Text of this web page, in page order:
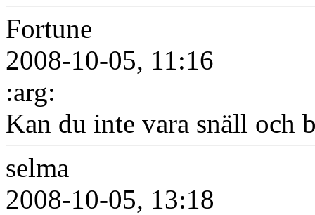
Fortune
2008-10-05, 11:16
:arg:
Kan du inte vara snäll och
selma
2008-10-05, 13:18